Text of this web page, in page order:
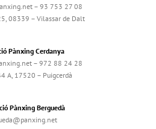
– 93 753 27 08
08339 – Vilassar de Dalt
Pànxing Cerdanya
– 972 88 24 28
A, 17520 – Puigcerdà
Pànxing Berguedà